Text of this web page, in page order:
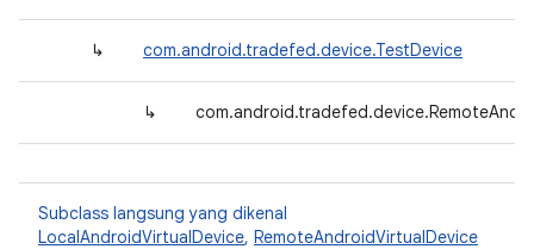
↳ com.android.tradefed.device.TestDevice
↳
Subclass langsung yang dikenal
LocalAndroidVirtualDevice, RemoteAndroidVirtualDevice